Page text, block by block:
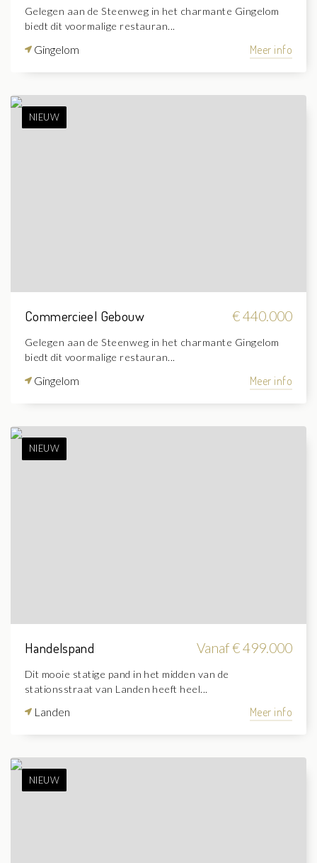
Gelegen aan de Steenweg in het charmante Gingelom
biedt dit voormalige restauran...
Gingelom Meer info
NIEUW
Commercieel Gebouw € 440.000
Gelegen aan de Steenweg in het charmante Gingelom
biedt dit voormalige restauran...
Gingelom Meer info
NIEUW
Handelspand Vanaf € 499.000
Dit mooie statige pand in het midden van de
stationsstraat van Landen heeft heel...
Landen Meer info
NIEUW